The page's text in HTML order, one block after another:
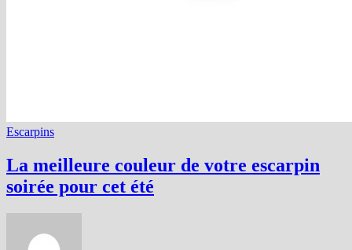
Escarpins
La meilleure couleur de votre escarpin
soirée pour cet été